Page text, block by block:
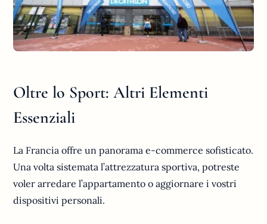
Oltre lo Sport: Altri Elementi
Essenziali
La Francia offre un panorama e-commerce sofisticato.
Una volta sistemata l’attrezzatura sportiva, potreste
voler arredare l’appartamento o aggiornare i vostri
dispositivi personali.